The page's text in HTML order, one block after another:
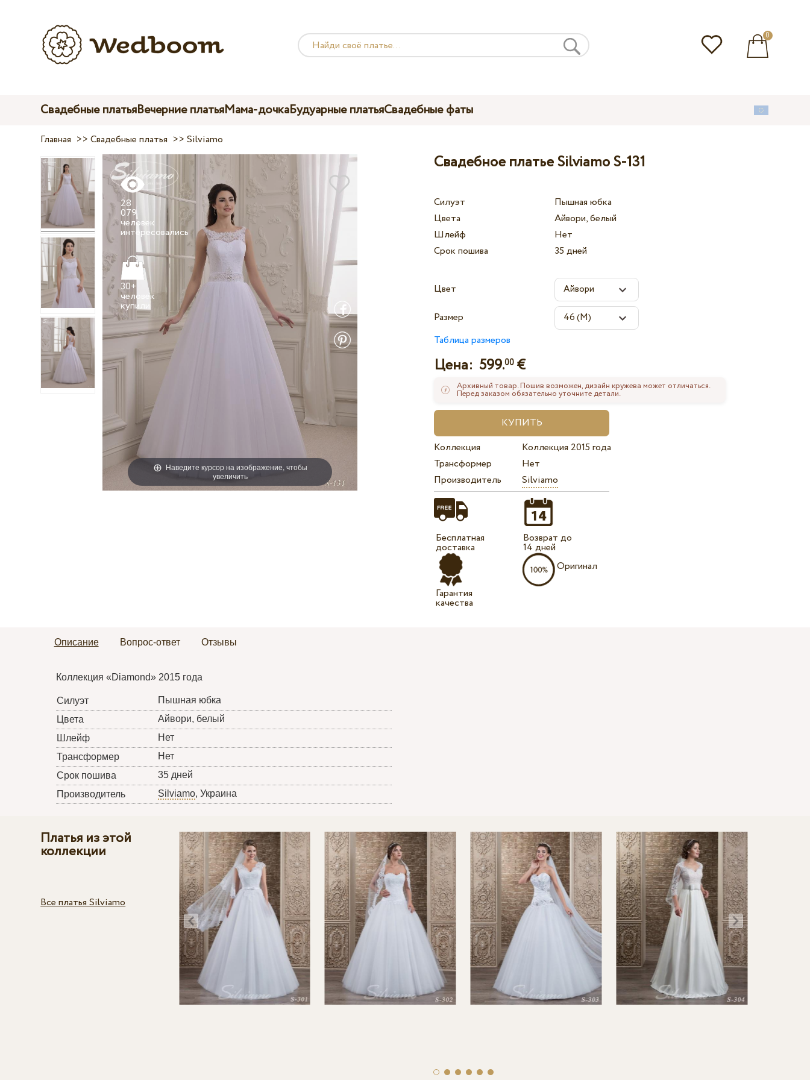
0
Свадебные платьяВечерние платьяМама-дочкаБудуарные платьяСвадебные фаты
Главная >>Свадебные платья >>Silviamo
Наведите курсор на изображение, чтобы
увеличить
28
079
человек
30+
человек
Свадебное платье Silviamo S-131
Силуэт
Пышная юбка
Цвета
Айвори, белый
Шлейф
Нет
Срок пошива
35 дней
Цвет
Размер
Таблица размеров
Цена: 599.00 €
Архивный товар. Пошив возможен, дизайн кружева может отличаться.
Перед заказом обязательно уточните детали.
Коллекция
Коллекция 2015 года
Трансформер
Нет
Производитель
Silviamo
Бесплатная
доставка
Гарантия
качества
Возврат до
14 дней
Оригинал
Описание Вопрос-ответ Отзывы
Коллекция «Diamond» 2015 года
Силуэт
Пышная юбка
Цвета
Айвори, белый
Шлейф
Нет
Трансформер
Нет
Срок пошива
35 дней
Производитель
Silviamo, Украина
Платья из этой
коллекции
Все платья Silviamo